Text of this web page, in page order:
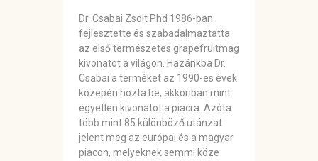
Dr. Csabai Zsolt Phd 1986-ban
fejlesztette és szabadalmaztatta
az első természetes grapefruitmag
kivonatot a világon. Hazánkba Dr.
Csabai a terméket az 1990-es évek
közepén hozta be, akkoriban mint
egyetlen kivonatot a piacra. Azóta
több mint 85 különböző utánzat
jelent meg az európai és a magyar
piacon, melyeknek semmi köze